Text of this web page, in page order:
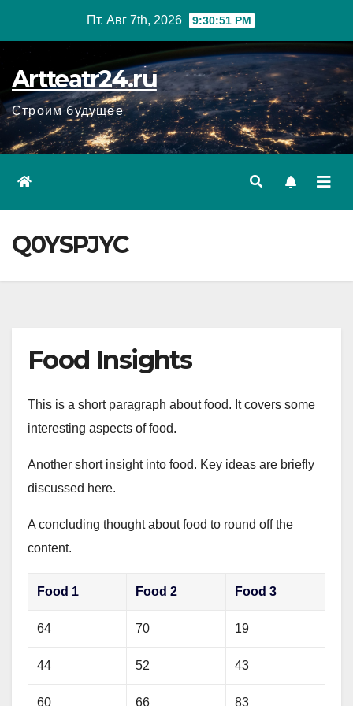
Пт. Авг 7th, 2026 9:30:52 PM
Artteatr24.ru
Строим будущее
Q0YSPJYC
Food Insights
This is a short paragraph about food. It covers some
interesting aspects of food.
Another short insight into food. Key ideas are briefly
discussed here.
A concluding thought about food to round off the
content.
Food 1 Food 2 Food 3
64 70 19
44 52 43
60 66 83